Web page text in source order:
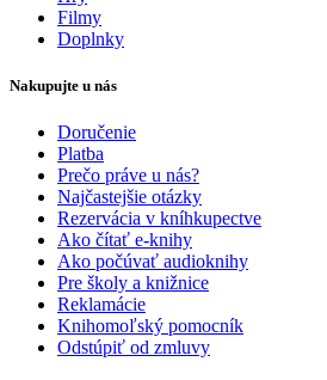
Filmy
Doplnky
Nakupujte u nás
Doručenie
Platba
Prečo práve u nás?
Najčastejšie otázky
Rezervácia v kníhkupectve
Ako čítať e-knihy
Ako počúvať audioknihy
Pre školy a knižnice
Reklamácie
Knihomoľský pomocník
Odstúpiť od zmluvy